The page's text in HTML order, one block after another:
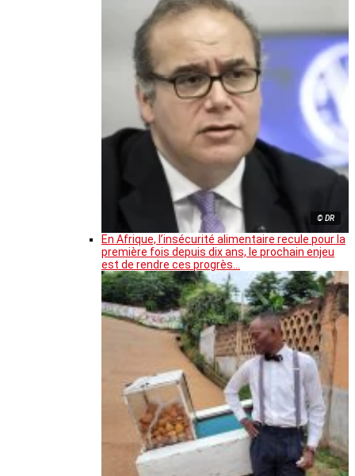
© DR
En Afrique, l’insécurité alimentaire recule pour la
première fois depuis dix ans, le prochain enjeu
est de rendre ces progrès…